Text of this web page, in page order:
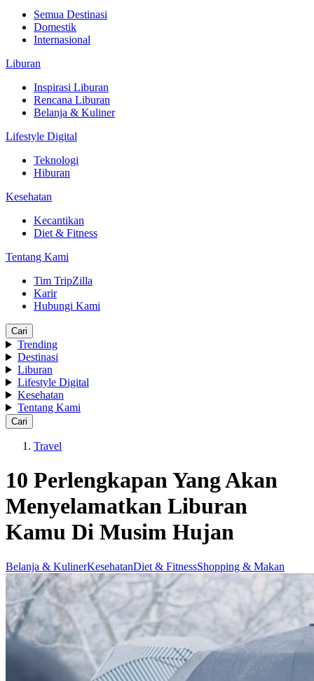
Semua Destinasi
Domestik
Internasional
Liburan
Inspirasi Liburan
Rencana Liburan
Belanja & Kuliner
Lifestyle Digital
Teknologi
Hiburan
Kesehatan
Kecantikan
Diet & Fitness
Tentang Kami
Tim TripZilla
Karir
Hubungi Kami
Cari
Trending
Destinasi
Liburan
Lifestyle Digital
Kesehatan
Tentang Kami
Cari
Travel
10 Perlengkapan Yang Akan
Menyelamatkan Liburan
Kamu Di Musim Hujan
Belanja & KulinerKesehatanDiet & FitnessShopping & Makan